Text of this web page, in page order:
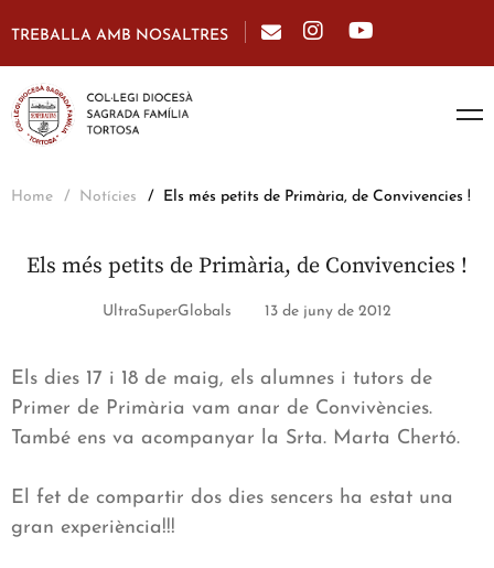
TREBALLA AMB NOSALTRES
Home Notícies Els més petits de Primària, de Convivencies !
Els més petits de Primària, de Convivencies !
UltraSuperGlobals 13 de juny de 2012
Els dies 17 i 18 de maig, els alumnes i tutors de
Primer de Primària vam anar de Convivències.
També ens va acompanyar la Srta. Marta Chertó.
El fet de compartir dos dies sencers ha estat una
gran experiència!!!